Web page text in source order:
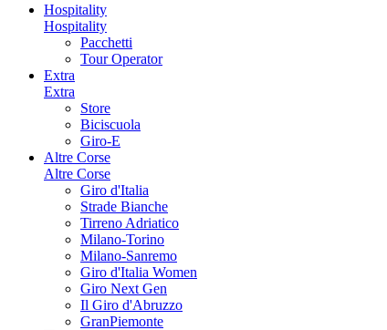
Hospitality
Hospitality
Pacchetti
Tour Operator
Extra
Extra
Store
Biciscuola
Giro-E
Altre Corse
Altre Corse
Giro d'Italia
Strade Bianche
Tirreno Adriatico
Milano-Torino
Milano-Sanremo
Giro d'Italia Women
Giro Next Gen
Il Giro d'Abruzzo
GranPiemonte